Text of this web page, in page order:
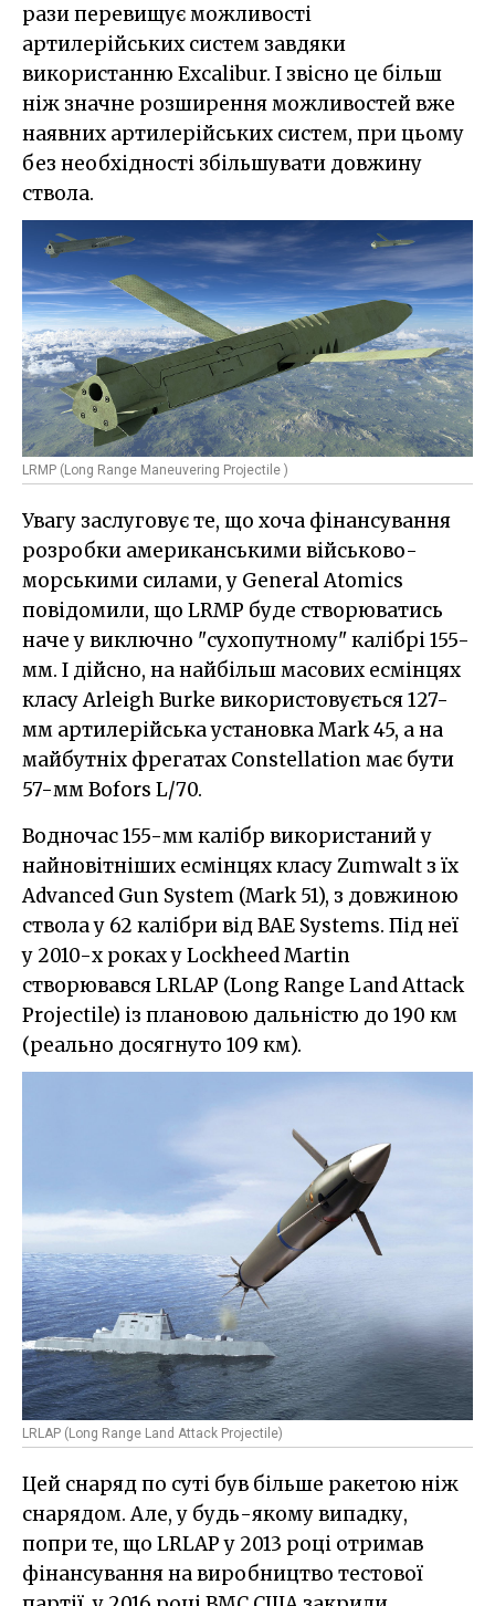
рази перевищує можливості
артилерійських систем завдяки
використанню Excalibur. І звісно це більш
ніж значне розширення можливостей вже
наявних артилерійських систем, при цьому
без необхідності збільшувати довжину
ствола.
LRMP (Long Range Maneuvering Projectile )
Увагу заслуговує те, що хоча фінансування
розробки американськими військово-
морськими силами, у General Atomics
повідомили, що LRMP буде створюватись
наче у виключно "сухопутному" калібрі 155-
мм. І дійсно, на найбільш масових есмінцях
класу Arleigh Burke використовується 127-
мм артилерійська установка Mark 45, а на
майбутніх фрегатах Constellation має бути
57-мм Bofors L/70.
Водночас 155-мм калібр використаний у
найновітніших есмінцях класу Zumwalt з їх
Advanced Gun System (Mark 51), з довжиною
ствола у 62 калібри від BAE Systems. Під неї
у 2010-х роках у Lockheed Martin
створювався LRLAP (Long Range Land Attack
Projectile) із плановою дальністю до 190 км
(реально досягнуто 109 км).
LRLAP (Long Range Land Attack Projectile)
Цей снаряд по суті був більше ракетою ніж
снарядом. Але, у будь-якому випадку,
попри те, що LRLAP у 2013 році отримав
фінансування на виробництво тестової